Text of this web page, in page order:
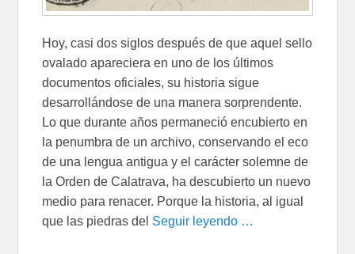
Hoy, casi dos siglos después de que aquel sello
ovalado apareciera en uno de los últimos
documentos oficiales, su historia sigue
desarrollándose de una manera sorprendente.
Lo que durante años permaneció encubierto en
la penumbra de un archivo, conservando el eco
de una lengua antigua y el carácter solemne de
la Orden de Calatrava, ha descubierto un nuevo
medio para renacer. Porque la historia, al igual
que las piedras del Seguir leyendo …